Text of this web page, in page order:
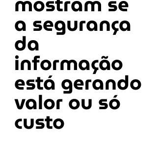
a segurança
da
informação
está gerando
valor ou só
custo